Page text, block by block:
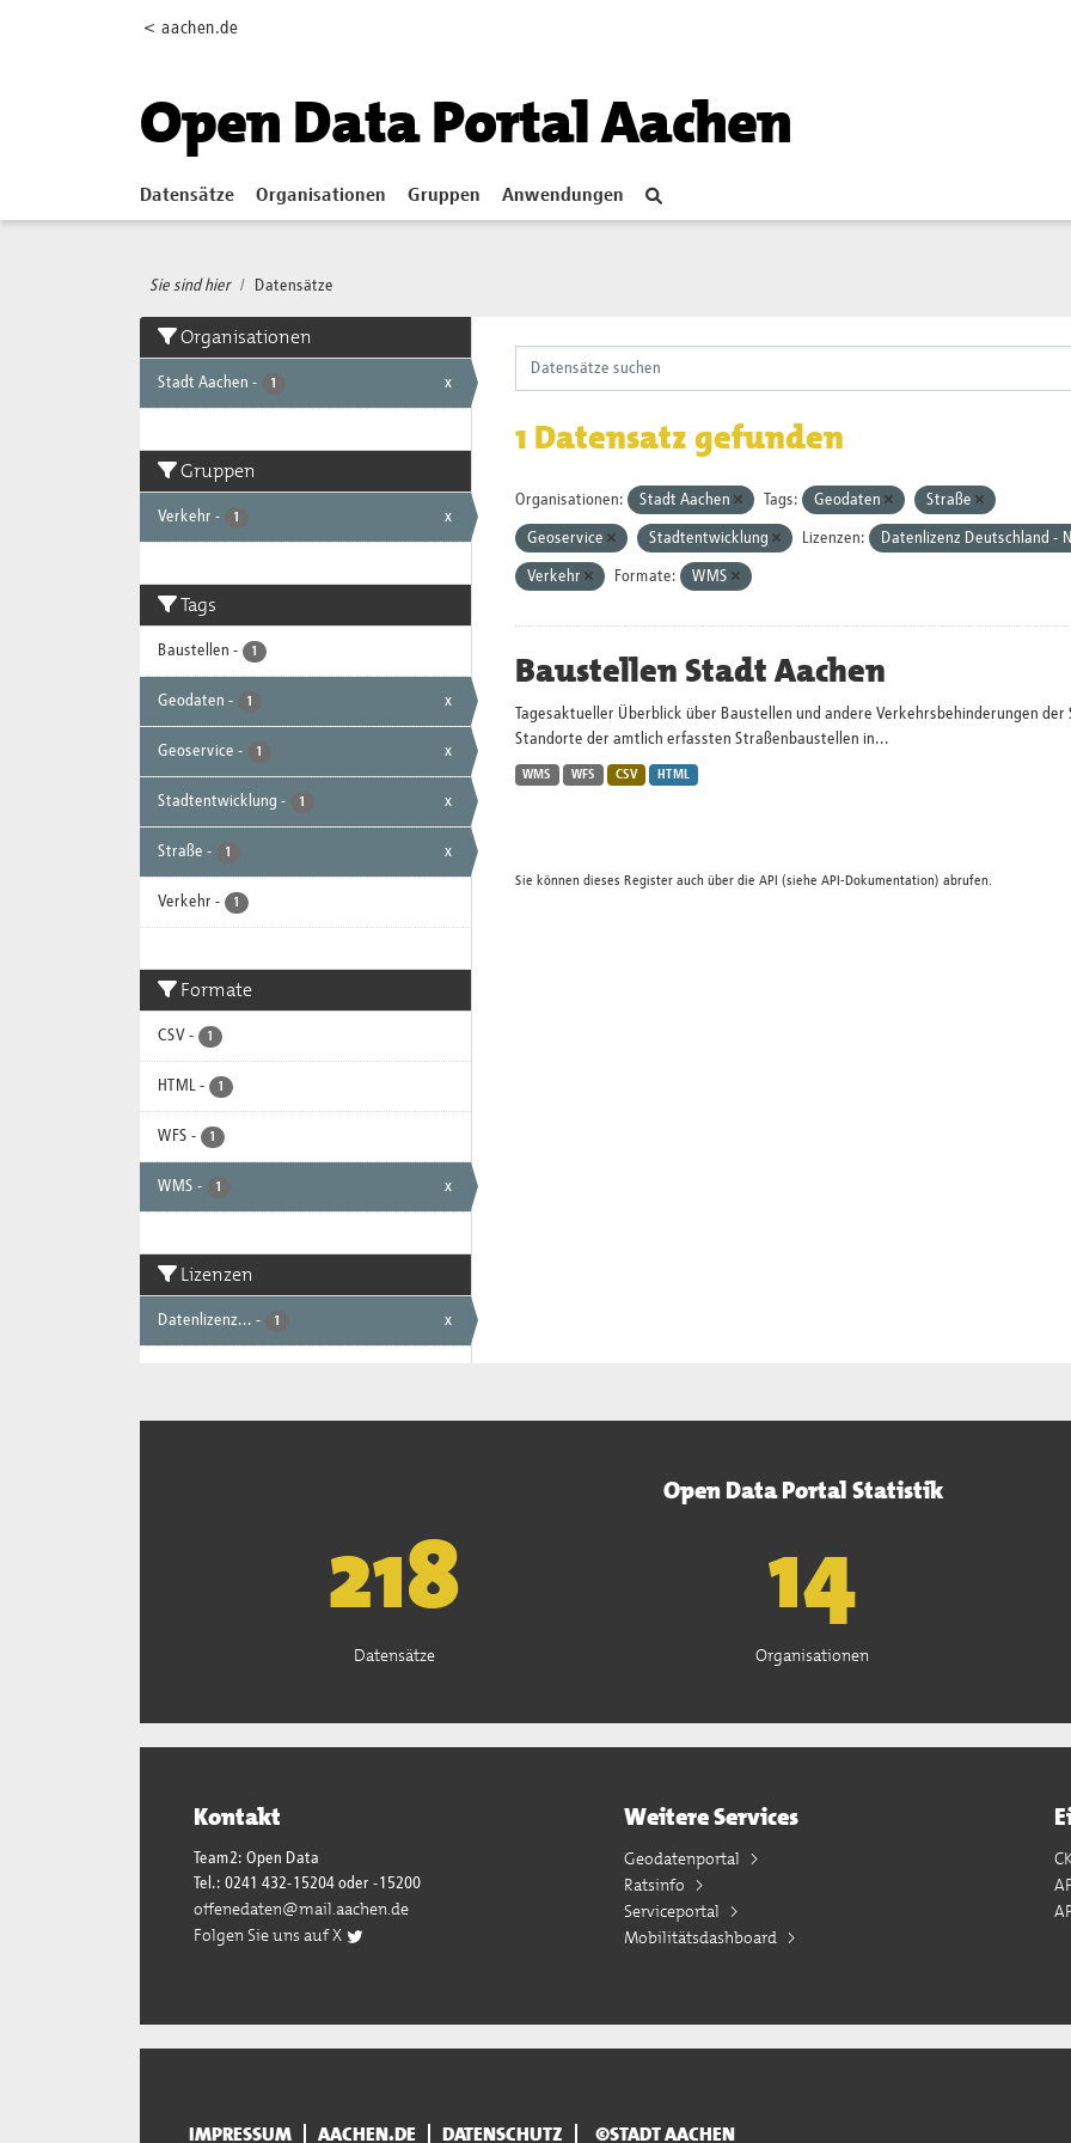
< aachen.de
Open Data Portal Aachen
Datensätze Organisationen Gruppen Anwendungen
Sie sind hier Datensätze
Organisationen
Stadt Aachen - 1 x
Gruppen
Verkehr - 1 x
Tags
Baustellen - 1
Geodaten - 1 x
Geoservice - 1 x
Stadtentwicklung - 1 x
Straße - 1 x
Verkehr - 1
Formate
CSV - 1
HTML - 1
WFS - 1
WMS - 1 x
Lizenzen
Datenlizenz... - 1 x
1 Datensatz gefunden
Organisationen: Stadt Aachen Tags: Geodaten Straße
Geoservice Stadtentwicklung Lizenzen: Datenlizenz Deutschland -
Verkehr Formate: WMS
Baustellen Stadt Aachen
Tagesaktueller Überblick über Baustellen und andere Verkehrsbehinderungen
Standorte der amtlich erfassten Straßenbaustellen in...
WMS WFS CSV HTML
Sie können dieses Register auch über die API (siehe API-Dokumentation) abrufen.
Open Data Portal Statistik
222
Datensätze
15
Organisationen
Kontakt
Team2: Open Data
Tel.: 0241 432-15204 oder -15200
offenedaten@mail.aachen.de
Folgen Sie uns auf X
Weitere Services
Geodatenportal
Ratsinfo
Serviceportal
Mobilitätsdashboard
IMPRESSUM AACHEN.DE DATENSCHUTZ ©STADT AACHEN